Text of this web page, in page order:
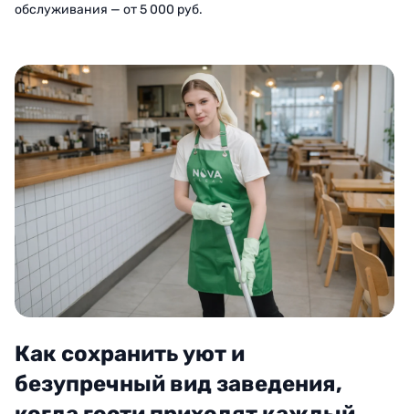
обслуживания — от 5 000 руб.
Как сохранить уют и
безупречный вид заведения,